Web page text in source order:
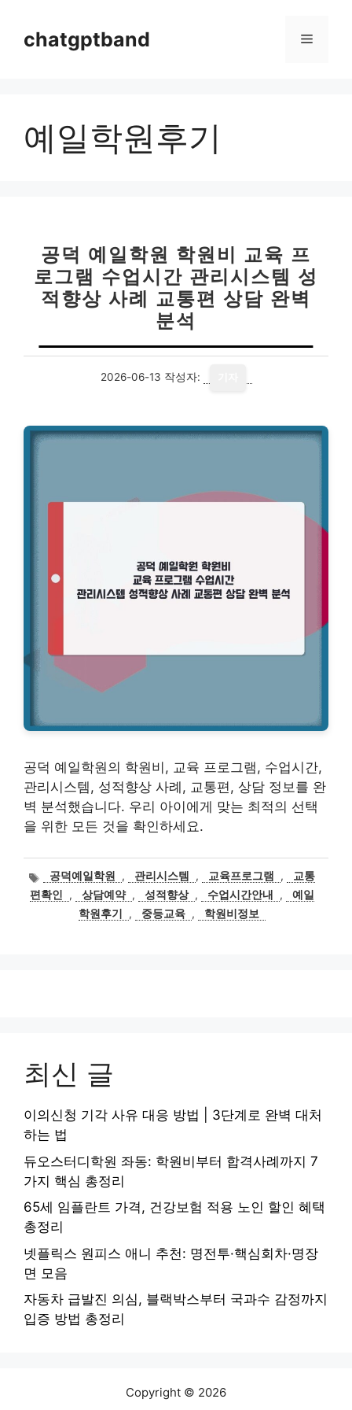
chatgptband 메
예일학원후기
공덕 예일학원 학원비 교육 프
로그램 수업시간 관리시스템 성
적향상 사례 교통편 상담 완벽
분석
2026-06-13 작성자:
공덕 예일학원의 학원비, 교육 프로그램, 수업시간,
관리시스템, 성적향상 사례, 교통편, 상담 정보를 완
벽 분석했습니다. 우리 아이에게 맞는 최적의 선택
을 위한 모든 것을 확인하세요.
태
그
공덕예일학원 , 관리시스템 , 교육프로그램 ,
교통
편확인
, 상담예약 , 성적향상 , 수업시간안내 ,
예일
학원후기
, 중등교육 , 학원비정보
최신 글
이의신청 기각 사유 대응 방법 | 3단계로 완벽 대처
하는 법
듀오스터디학원 좌동: 학원비부터 합격사례까지 7
가지 핵심 총정리
65세 임플란트 가격, 건강보험 적용 노인 할인 혜택
총정리
넷플릭스 원피스 애니 추천: 명전투·핵심회차·명장
면 모음
자동차 급발진 의심, 블랙박스부터 국과수 감정까지
입증 방법 총정리
Copyright © 2026